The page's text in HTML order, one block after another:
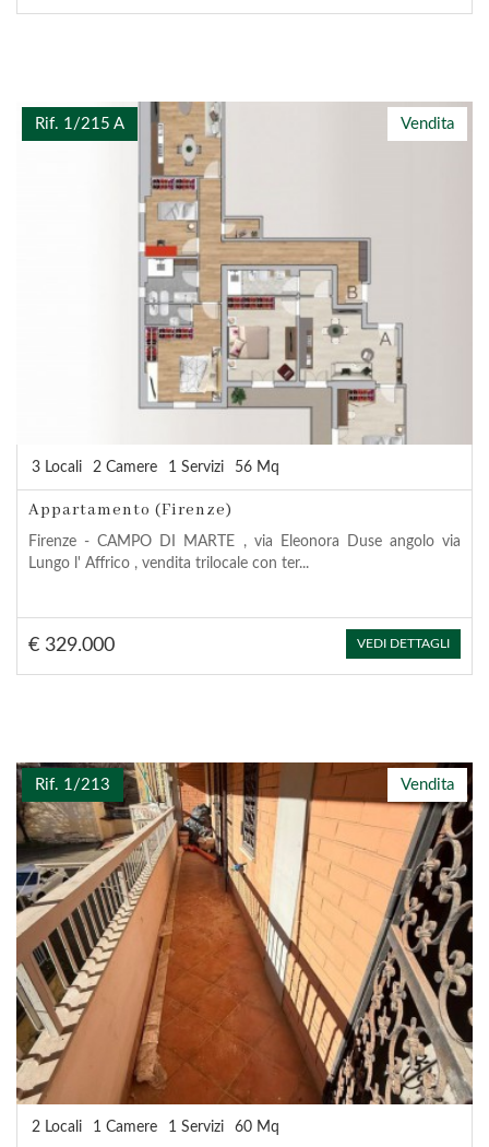
Vendita
Rif. 1/215 A
3 Locali 2 Camere 1 Servizi 56 Mq
Appartamento (Firenze)
Firenze - CAMPO DI MARTE , via Eleonora Duse angolo via
Lungo l' Affrico , vendita trilocale con ter...
€ 329.000 VEDI DETTAGLI
Vendita
Rif. 1/213
2 Locali 1 Camere 1 Servizi 60 Mq